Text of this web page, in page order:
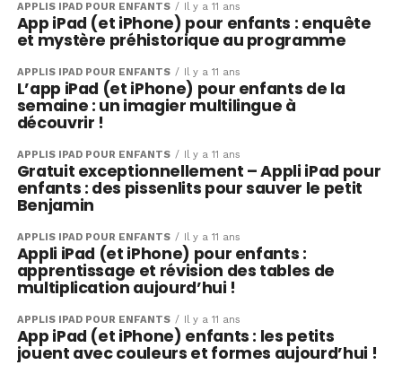
APPLIS IPAD POUR ENFANTS Il y a 11 ans
App iPad (et iPhone) pour enfants : enquête
et mystère préhistorique au programme
APPLIS IPAD POUR ENFANTS Il y a 11 ans
L’app iPad (et iPhone) pour enfants de la
semaine : un imagier multilingue à
découvrir !
APPLIS IPAD POUR ENFANTS Il y a 11 ans
Gratuit exceptionnellement – Appli iPad pour
enfants : des pissenlits pour sauver le petit
Benjamin
APPLIS IPAD POUR ENFANTS Il y a 11 ans
Appli iPad (et iPhone) pour enfants :
apprentissage et révision des tables de
multiplication aujourd’hui !
APPLIS IPAD POUR ENFANTS Il y a 11 ans
App iPad (et iPhone) enfants : les petits
jouent avec couleurs et formes aujourd’hui !